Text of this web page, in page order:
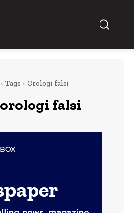
Tags Orologi falsi
orologi falsi